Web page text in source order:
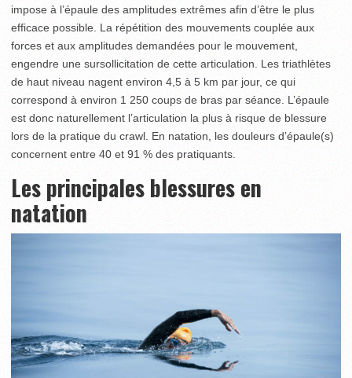
impose à l’épaule des amplitudes extrêmes afin d’être le plus
efficace possible. La répétition des mouvements couplée aux
forces et aux amplitudes demandées pour le mouvement,
engendre une sursollicitation de cette articulation. Les triathlètes
de haut niveau nagent environ 4,5 à 5 km par jour, ce qui
correspond à environ 1 250 coups de bras par séance. L’épaule
est donc naturellement l’articulation la plus à risque de blessure
lors de la pratique du crawl. En natation, les douleurs d’épaule(s)
concernent entre 40 et 91 % des pratiquants.
Les principales blessures en
natation